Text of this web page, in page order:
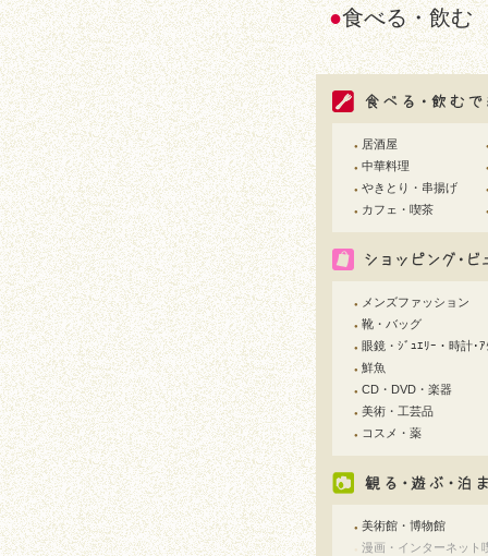
●食べる・飲
● 居酒屋
● 中華料理
● やきとり・串揚げ
● カフェ・喫茶
● メンズファッション
● 靴・バッグ
● 眼鏡・ｼﾞｭｴﾘｰ・時計･ｱ
● 鮮魚
● CD・DVD・楽器
● 美術・工芸品
● コスメ・薬
● 美術館・博物館
漫画・インターネット